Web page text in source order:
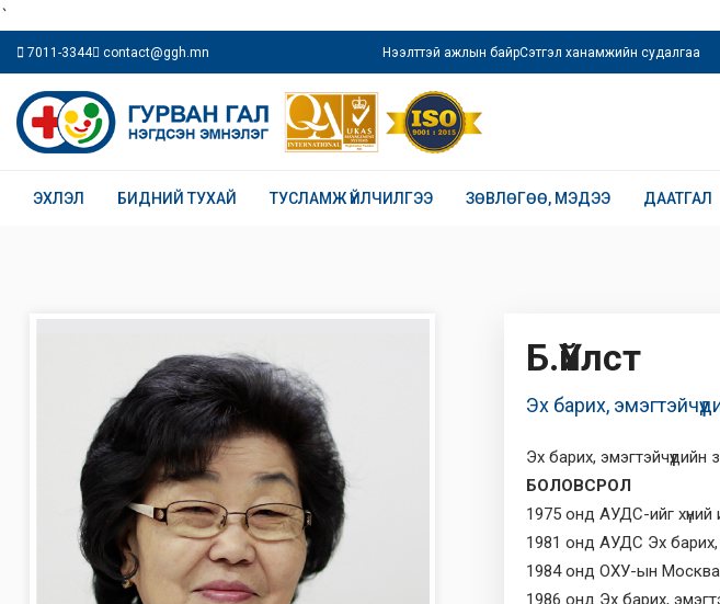
`
7011-3344 contact@ggh.mn Нээлттэй ажлын байрСэтгэл ханамжийн судалгаа
ЭХЛЭЛ БИДНИЙ ТУХАЙ ТУСЛАМЖ ҮЙЛЧИЛГЭЭ ЗӨВЛӨГӨӨ, МЭДЭЭ ДААТГАЛ
Б.Үйлст
Эх барих,
Эх барих,
БОЛОВСРОЛ
1975 онд АУДС-ийг хүний
1981 онд АУДС Эх барих,
1984 онд ОХУ-ын Москва
1986 онд Эх барих,